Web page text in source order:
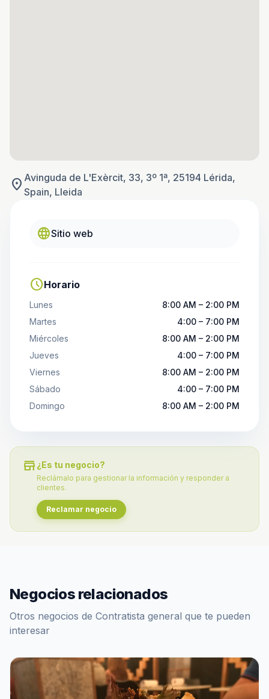
location_on Avinguda de L'Exèrcit, 33, 3º 1ª, 25194 Lérida,
Spain, Lleida
languageSitio web
scheduleHorario
Lunes
8:00 AM – 2:00 PM
Martes
4:00 – 7:00 PM
Miércoles
8:00 AM – 2:00 PM
Jueves
4:00 – 7:00 PM
Viernes
8:00 AM – 2:00 PM
Sábado
4:00 – 7:00 PM
Domingo
8:00 AM – 2:00 PM
store ¿Es tu negocio?
Reclámalo para gestionar la información y responder a
clientes.
Reclamar negocio
Negocios relacionados
Otros negocios de Contratista general que te pueden
interesar